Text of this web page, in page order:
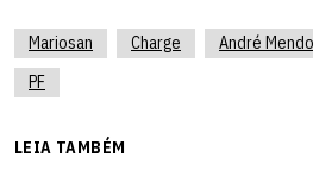
Mariosan Charge André
PF
LEIA TAMBÉM